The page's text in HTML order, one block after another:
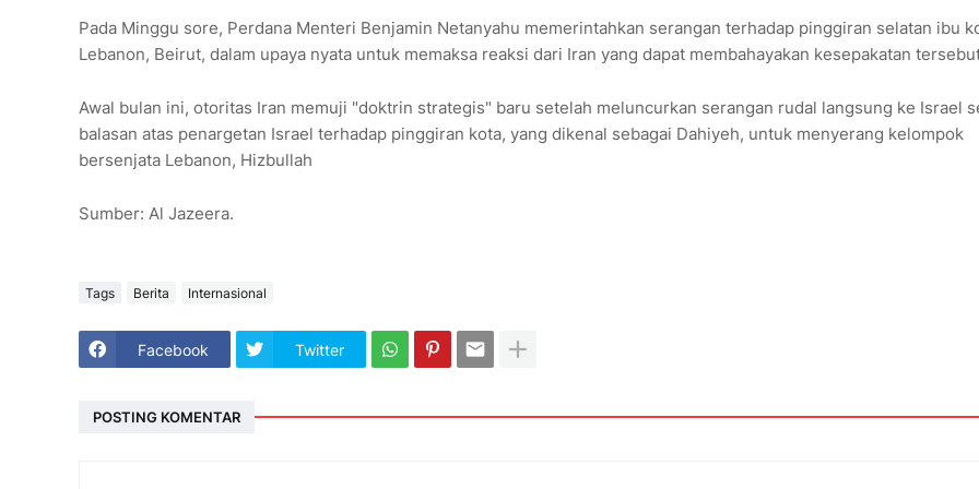
Pada Minggu sore, Perdana Menteri Benjamin Netanyahu memerintahkan serangan terhadap pinggiran selatan ibu
Lebanon, Beirut, dalam upaya nyata untuk memaksa reaksi dari Iran yang dapat membahayakan kesepakatan
Awal bulan ini, otoritas Iran memuji "doktrin strategis" baru setelah meluncurkan serangan rudal langsung ke Israel
balasan atas penargetan Israel terhadap pinggiran kota, yang dikenal sebagai Dahiyeh, untuk menyerang kelompok
bersenjata Lebanon, Hizbullah
Sumber: Al Jazeera.
Tags Berita Internasional
Facebook Twitter
POSTING KOMENTAR